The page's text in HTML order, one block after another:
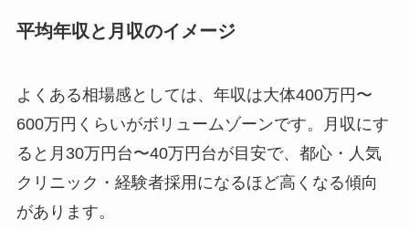
平均年収と月収のイメージ
よくある相場感としては、年収は大体400万円〜
600万円くらいがボリュームゾーンです。月収にす
ると月30万円台〜40万円台が目安で、都心・人気
クリニック・経験者採用になるほど高くなる傾向
があります。